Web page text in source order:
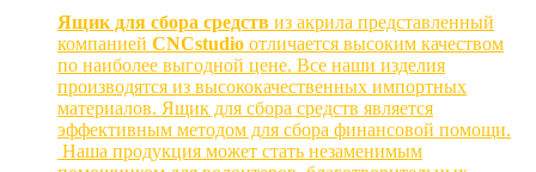
Ящик для сбора средств из акрила представленный
компанией CNCstudio отличается высоким качеством
по наиболее выгодной цене. Все наши изделия
производятся из высококачественных импортных
материалов. Ящик для сбора средств является
эффективным методом для сбора финансовой помощи.
Наша продукция может стать незаменимым